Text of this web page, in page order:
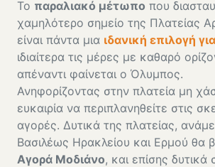
Το παραλιακό μέτωπο που
χαμηλότερο σημείο της Πλατείας
είναι πάντα μια ιδανική επιλογή
ιδιαίτερα τις μέρες με καθαρό
απέναντι φαίνεται ο Όλυμπος.
Ανηφορίζοντας στην πλατεία μη
ευκαιρία να περιπλανηθείτε στις
αγορές. Δυτικά της πλατείας,
Βασιλέως Ηρακλείου και Ερμού θα
Αγορά Μοδιάνο, και επίσης δυτικά